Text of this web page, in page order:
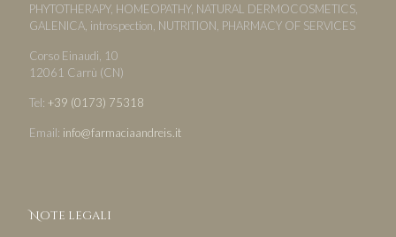
PHYTOTHERAPY, HOMEOPATHY, NATURAL DERMOCOSMETICS,
GALENICA, introspection, NUTRITION, PHARMACY OF SERVICES
Corso Einaudi, 10
12061 Carrù (CN)
Tel: +39 (0173) 75318
Email: info@farmaciaandreis.it
Note legali